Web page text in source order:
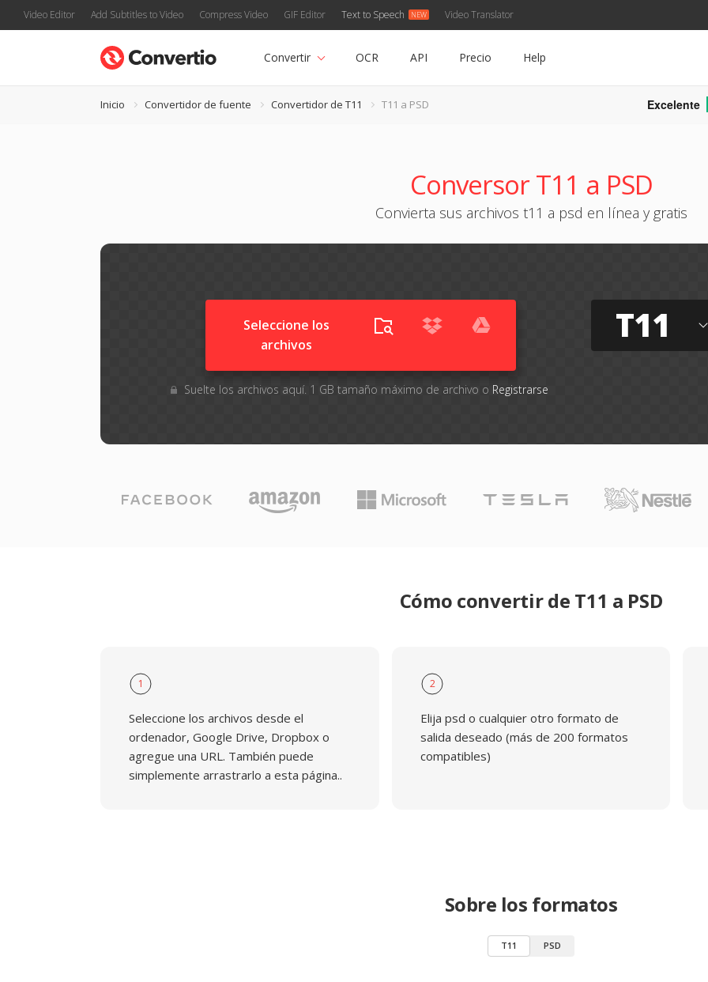
Video Editor Add Subtitles to Video Compress Video GIF Editor Text to Speech Video Translator
Convertir OCR API Precio Help
Inicio Convertidor de fuente Convertidor de T11 T11 a PSD Excelente
Conversor T11 a PSD
Convierta sus archivos t11 a psd en línea y gratis
Seleccione los
archivos
Suelte los archivos aquí. 1 GB tamaño máximo de archivo o Registrarse
T11
Cómo convertir de T11 a PSD
1
Seleccione los archivos desde el
ordenador, Google Drive, Dropbox o
agregue una URL. También puede
simplemente arrastrarlo a esta página..
2
Elija psd o cualquier otro formato de
salida deseado (más de 200 formatos
compatibles)
Sobre los formatos
T11 PSD